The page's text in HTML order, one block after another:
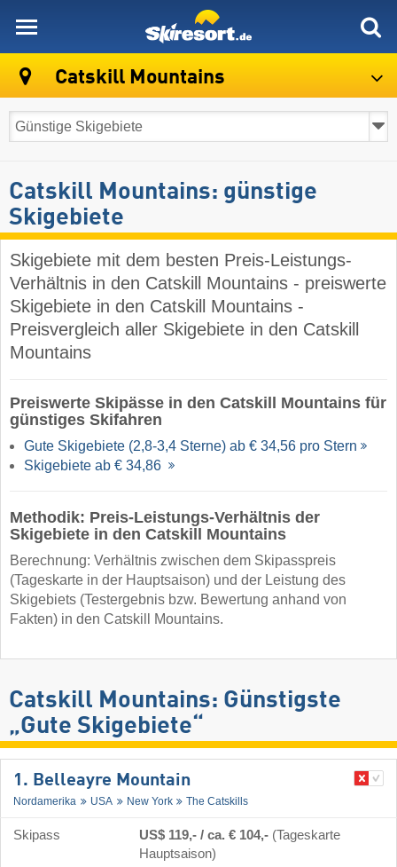
Catskill Mountains
Catskill Mountains: günstige
Skigebiete
Skigebiete mit dem besten Preis-Leistungs-
Verhältnis in den Catskill Mountains - preiswerte
Skigebiete in den Catskill Mountains -
Preisvergleich aller Skigebiete in den Catskill
Mountains
Preiswerte Skipässe in den Catskill Mountains für
günstiges Skifahren
Gute Skigebiete (2,8-3,4 Sterne) ab € 34,56 pro Stern
Skigebiete ab € 34,86
Methodik: Preis-Leistungs-Verhältnis der
Skigebiete in den Catskill Mountains
Berechnung: Verhältnis zwischen dem Skipasspreis
(Tageskarte in der Hauptsaison) und der Leistung des
Skigebiets (Testergebnis bzw. Bewertung anhand von
Fakten) in den Catskill Mountains.
Catskill Mountains: Günstigste
„Gute Skigebiete“
1. Belleayre Mountain
Nordamerika USA New York The Catskills
Skipass US$ 119,- / ca. € 104,- (Tageskarte
Hauptsaison)